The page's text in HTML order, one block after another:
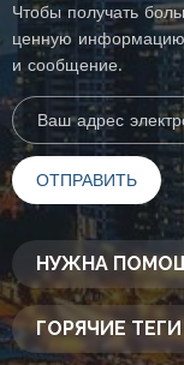
Чтобы получать
ценную
и сообщение.
НУЖНА
ГОРЯЧИЕ ТЕГИ